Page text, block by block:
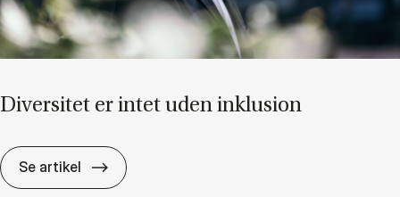
Di­ver­si­tet er in­tet uden in­klu­sion
Se artikel Di­ver­si­tet er in­tet uden in­klu­sion